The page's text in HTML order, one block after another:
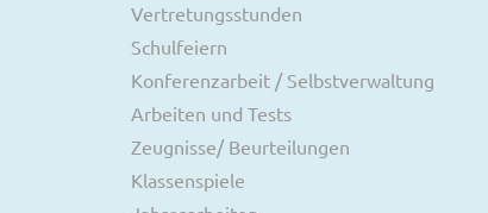
Vertretungsstunden
Schulfeiern
Konferenzarbeit / Selbstverwaltung
Arbeiten und Tests
Zeugnisse/ Beurteilungen
Klassenspiele